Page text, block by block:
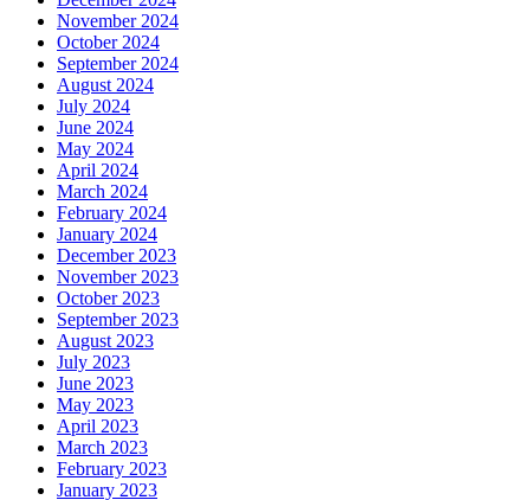
November 2024
October 2024
September 2024
August 2024
July 2024
June 2024
May 2024
April 2024
March 2024
February 2024
January 2024
December 2023
November 2023
October 2023
September 2023
August 2023
July 2023
June 2023
May 2023
April 2023
March 2023
February 2023
January 2023